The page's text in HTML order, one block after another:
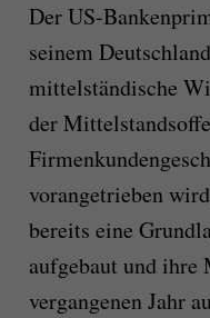
Der US-
seinem
mittelständische
der
vorangetrieben
bereits eine
aufgebaut und
vergangenen Jahr